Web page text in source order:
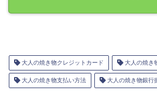
大人の焼き物クレジットカード 大人の焼き
大人の焼き物支払い方法 大人の焼き物銀行